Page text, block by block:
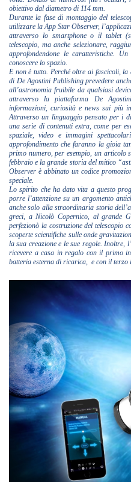
obiettivo dal diametro di 114 mm.
Durante la fase di montaggio del
utilizzare la App Star Observer,
attraverso lo smartphone o il tablet
telescopio, ma anche selezionare,
approfondendone le caratteristiche.
conoscere lo spazio.
E non è tutto. Perché oltre ai fascicoli,
di De Agostini Publishing prevedere
all’astronomia fruibile da qualsiasi
attraverso la piattaforma De
informazioni, curiosità e news sui più
Attraverso un linguaggio pensato per i
una serie di contenuti extra, come per
spaziale, video e immagini
approfondimento che faranno la gioia
primo numero, per esempio, un articolo
febbraio e la grande storia del mitico
Observer è abbinato un codice
speciale.
Lo spirito che ha dato vita a questo
porre l’attenzione su un argomento
anche solo alla straordinaria storia
greci, a Nicolò Copernico, al grande
perfezionò la costruzione del telescopio
scoperte scientifiche sulle onde
la sua creazione e le sue regole. Inoltre,
ricevere a casa in regalo con il primo
batteria esterna di ricarica, e con il terzo